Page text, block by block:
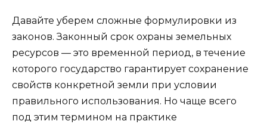
Давайте уберем сложные формулировки из
законов. Законный срок охраны земельных
ресурсов — это временной период, в течение
которого государство гарантирует сохранение
свойств конкретной земли при условии
правильного использования. Но чаще всего
под этим термином на практике